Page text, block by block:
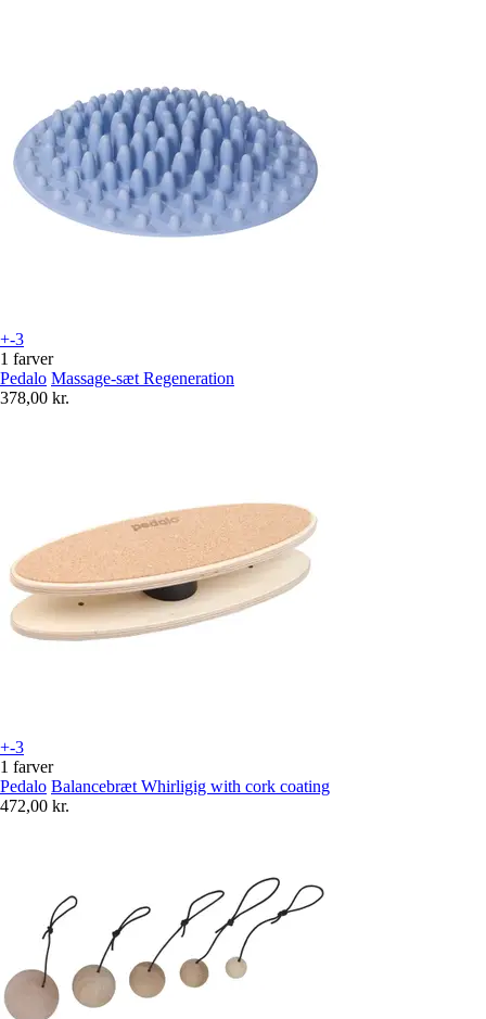
+-3
1 farver
Pedalo Massage-sæt Regeneration
378,00 kr.
+-3
1 farver
Pedalo Balancebræt Whirligig with cork coating
472,00 kr.